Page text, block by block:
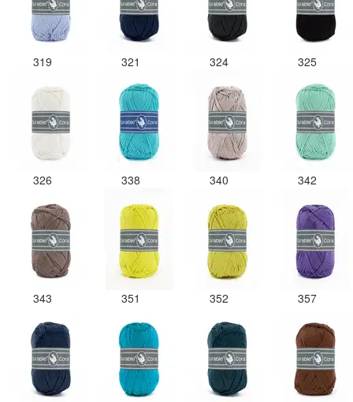
319 321 324 325
326 338 340 342
343 351 352 357